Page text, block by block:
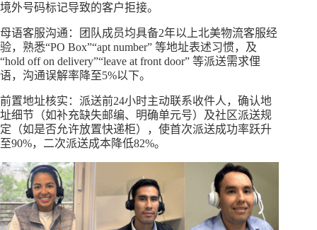
境外号码标记导致的客户拒接。​
母语客服沟通：团队成员均具备2年以上北美物流客服经
验，熟悉“PO Box”“apt number” 等地址表述习惯，及
“hold off on delivery”“leave at front door” 等派送需求俚
语，沟通误解率降至5%以下。​
前置地址核实：派送前24小时主动联系收件人，确认地
址细节（如补充缺失邮编、明确单元号）及社区派送规
定（如是否允许放置快递柜），使首次派送成功率跃升
至90%，二次派送成本降低82%。